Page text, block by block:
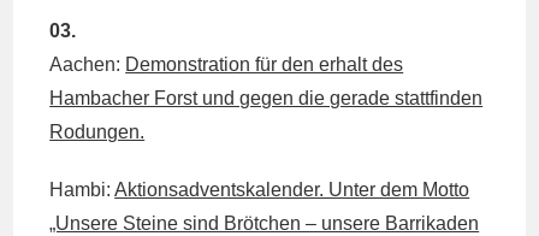
03.
Aachen: Demonstration für den erhalt des
Hambacher Forst und gegen die gerade stattfinden
Rodungen.
Hambi:Aktionsadventskalender. Unter dem Motto
„Unsere Steine sind Brötchen – unsere Barrikaden